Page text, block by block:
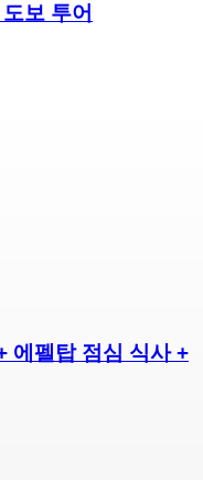
보 투어
에펠탑 점심 식사 +